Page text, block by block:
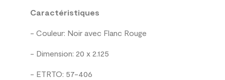
Caractéristiques
- Couleur: Noir avec Flanc Rouge
- Dimension: 20 x 2.125
- ETRTO: 57-406